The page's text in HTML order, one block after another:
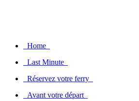
Home
Last Minute
Réservez votre ferry
Avant votre départ